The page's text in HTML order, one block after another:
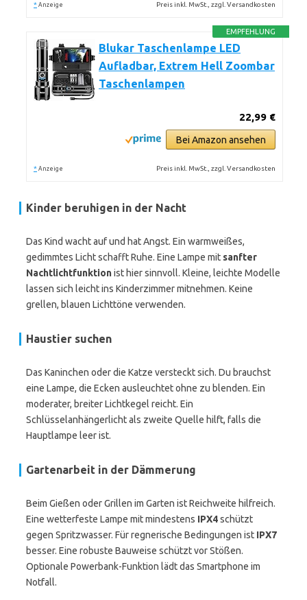
* Anzeige Preis inkl. MwSt., zzgl. Versandkosten
EMPFEHLUNG
Blukar Taschenlampe LED
Aufladbar, Extrem Hell Zoombar
Taschenlampen
22,99 €
Bei Amazon ansehen
* Anzeige Preis inkl. MwSt., zzgl. Versandkosten
Kinder beruhigen in der Nacht
Das Kind wacht auf und hat Angst. Ein warmweißes,
gedimmtes Licht schafft Ruhe. Eine Lampe mit sanfter
Nachtlichtfunktionist hier sinnvoll. Kleine, leichte Modelle
lassen sich leicht ins Kinderzimmer mitnehmen. Keine
grellen, blauen Lichttöne verwenden.
Haustier suchen
Das Kaninchen oder die Katze versteckt sich. Du brauchst
eine Lampe, die Ecken ausleuchtet ohne zu blenden. Ein
moderater, breiter Lichtkegel reicht. Ein
Schlüsselanhängerlicht als zweite Quelle hilft, falls die
Hauptlampe leer ist.
Gartenarbeit in der Dämmerung
Beim Gießen oder Grillen im Garten ist Reichweite hilfreich.
Eine wetterfeste Lampe mit mindestens IPX4schützt
gegen Spritzwasser. Für regnerische Bedingungen ist IPX7
besser. Eine robuste Bauweise schützt vor Stößen.
Optionale Powerbank-Funktion lädt das Smartphone im
Notfall.